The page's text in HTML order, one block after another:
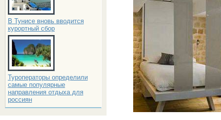
В Тунисе вновь вводится
курортный сбор
Туроператоры определили
самые популярные
направления отдыха для
россиян